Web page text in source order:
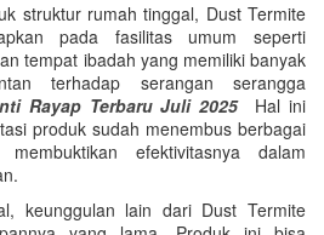
struktur rumah tinggal, Dust Termite
pada fasilitas umum seperti
tempat ibadah yang memiliki banyak
terhadap serangan serangga
Rayap Terbaru Juli 2025Hal ini
produk sudah menembus berbagai
efektivitasnya dalam
keunggulan lain dari Dust Termite